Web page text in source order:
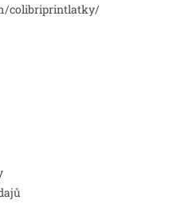
colibriprintlatky/